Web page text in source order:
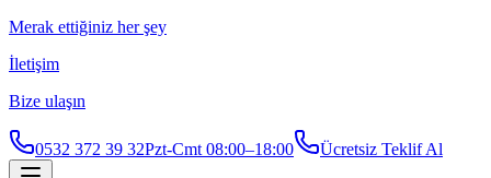
Merak ettiğiniz her şey
İletişim
Bize ulaşın
0532 372 39 32Pzt-Cmt 08:00–18:00 Ücretsiz Teklif Al